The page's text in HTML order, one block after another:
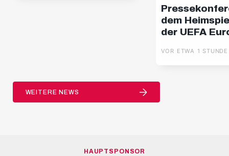
dem
der UEFA
VOR ETWA 1 STUNDE
WEITERE NEWS
HAUPTSPONSOR